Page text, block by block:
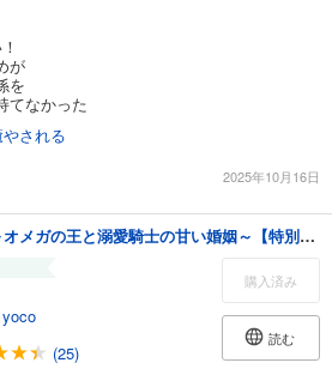
が
を
てなかった
やされる
2025年10月16日
愛蜜結び～オメガの王と溺愛騎士の甘い婚姻～【特別版】(イラスト付き)
yoco
(25)
購入済み
読む